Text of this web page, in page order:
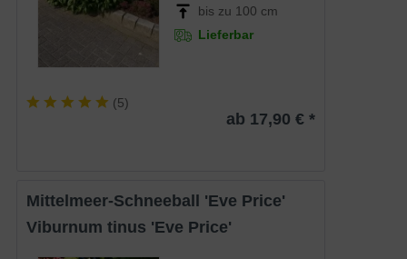
bis zu 100 cm
Lieferbar
(5)
ab 17,90 € *
Mittelmeer-Schneeball 'Eve Price'
Viburnum tinus 'Eve Price'